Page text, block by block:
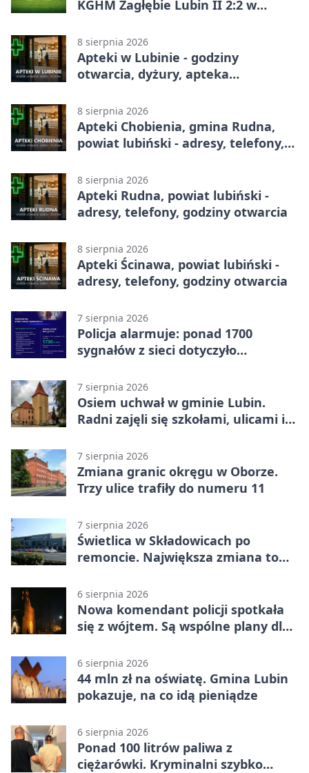
KGHM Zagłębie Lubin II 2:2 w
8 sierpnia 2026
Apteki w Lubinie - godziny
otwarcia, dyżury, apteka
8 sierpnia 2026
Apteki Chobienia, gmina Rudna,
powiat lubiński - adresy, telefony,
8 sierpnia 2026
Apteki Rudna, powiat lubiński -
adresy, telefony, godziny otwarcia
8 sierpnia 2026
Apteki Ścinawa, powiat lubiński -
adresy, telefony, godziny otwarcia
7 sierpnia 2026
Policja alarmuje: ponad 1700
sygnałów z sieci dotyczyło
7 sierpnia 2026
Osiem uchwał w gminie Lubin.
Radni zajęli się szkołami, ulicami i
7 sierpnia 2026
Zmiana granic okręgu w Oborze.
Trzy ulice trafiły do numeru 11
7 sierpnia 2026
Świetlica w Składowicach po
remoncie. Największa zmiana to
6 sierpnia 2026
Nowa komendant policji spotkała
się z wójtem. Są wspólne plany dla
6 sierpnia 2026
44 mln zł na oświatę. Gmina Lubin
pokazuje, na co idą pieniądze
6 sierpnia 2026
Ponad 100 litrów paliwa z
ciężarówki. Kryminalni szybko